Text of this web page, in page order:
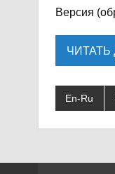
Версия
ЧИТАТЬ
En-Ru